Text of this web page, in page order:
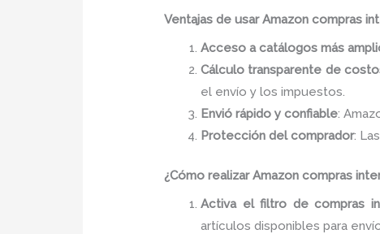
Ventajas de usar Amazon compras
Acceso a catálogos más
Cálculo transparente de
el envío y los impuestos.
Envió rápido y confiable:
Protección del comprador:
¿Cómo realizar Amazon compras
Activa el filtro de compras
artículos disponibles para